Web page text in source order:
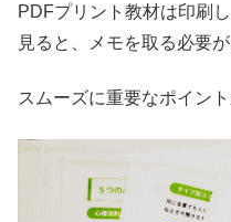
PDFプリント教材は印刷
見ると、メモを取る必要が
スムーズに重要なポイン